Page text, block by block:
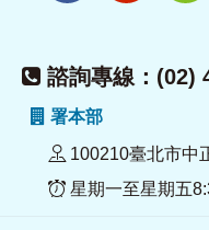
諮詢專線：(02)
署本部
100210臺北市中
星期一至星期五